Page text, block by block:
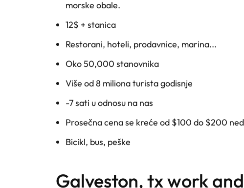
morske obale.
12$ + stanica
Restorani, hoteli, prodavnice, marina...
Oko 50,000 stanovnika
Više od 8 miliona turista godisnje
-7 sati u odnosu na nas
Prosečna cena se kreće od $100 do $200
Bicikl, bus, peške
galveston, tx work